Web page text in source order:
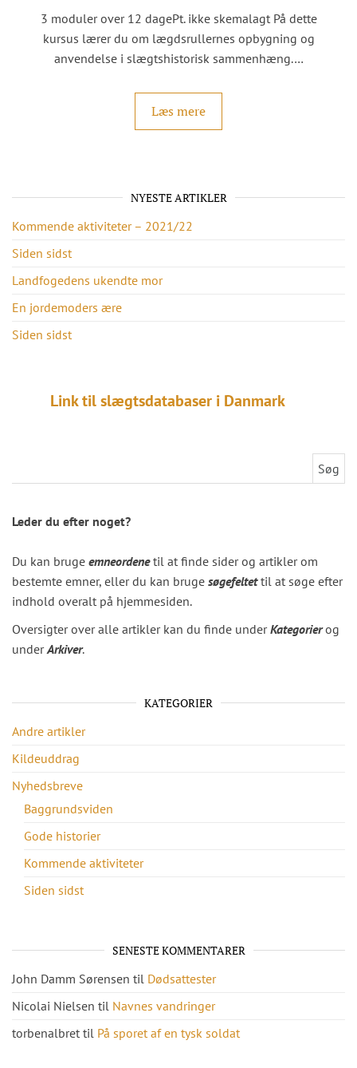
3 moduler over 12 dagePt. ikke skemalagt På dette
kursus lærer du om lægdsrullernes opbygning og
anvendelse i slægtshistorisk sammenhæng.…
Læs mere
NYESTE ARTIKLER
Kommende aktiviteter – 2021/22
Siden sidst
Landfogedens ukendte mor
En jordemoders ære
Siden sidst
Link til slægtsdatabaser i Danmark
Leder du efter noget?
Du kan bruge emneordenetil at finde sider og artikler om
bestemte emner, eller du kan bruge søgefeltettil at søge efter
indhold overalt på hjemmesiden.
Oversigter over alle artikler kan du finde underKategorierog
underArkiver.
KATEGORIER
Andre artikler
Kildeuddrag
Nyhedsbreve
Baggrundsviden
Gode historier
Kommende aktiviteter
Siden sidst
SENESTE KOMMENTARER
John Damm Sørensen til Dødsattester
Nicolai Nielsen til Navnes vandringer
torbenalbret til På sporet af en tysk soldat